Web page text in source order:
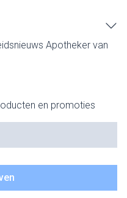
Apotheker van
en promoties